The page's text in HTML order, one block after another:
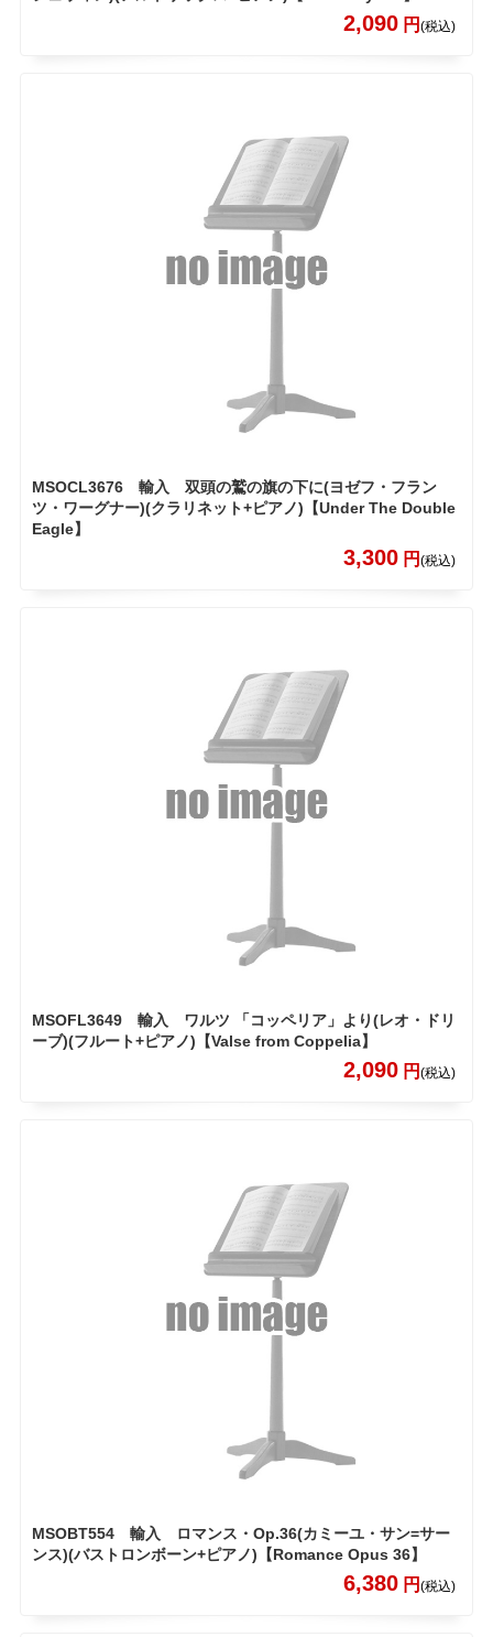
2,090 円(税込)
MSOCL3676 輸入 双頭の鷲の旗の下に(ヨゼフ・フラン
ツ・ワーグナー)(クラリネット+ピアノ)【Under The Double
Eagle】
3,300 円(税込)
MSOFL3649 輸入 ワルツ 「コッペリア」より(レオ・ドリ
ーブ)(フルート+ピアノ)【Valse from Coppelia】
2,090 円(税込)
MSOBT554 輸入 ロマンス・Op.36(カミーユ・サン=サー
ンス)(バストロンボーン+ピアノ)【Romance Opus 36】
6,380 円(税込)